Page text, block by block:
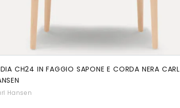
CH24 IN FAGGIO SAPONE E CORDA NERA CARL
Hansen